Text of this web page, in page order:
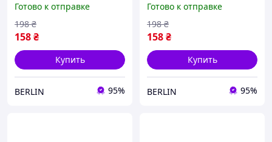
соревнований конкурсов
и мероприятий диаметр
6,5 см berlin
Готово к отправке
158₴
198 ₴
Купить
BERLIN 95%
конкурсов и мероприятий
диаметр 6,5 см berlin
Готово к отправке
158₴
198 ₴
Купить
BERLIN 95%